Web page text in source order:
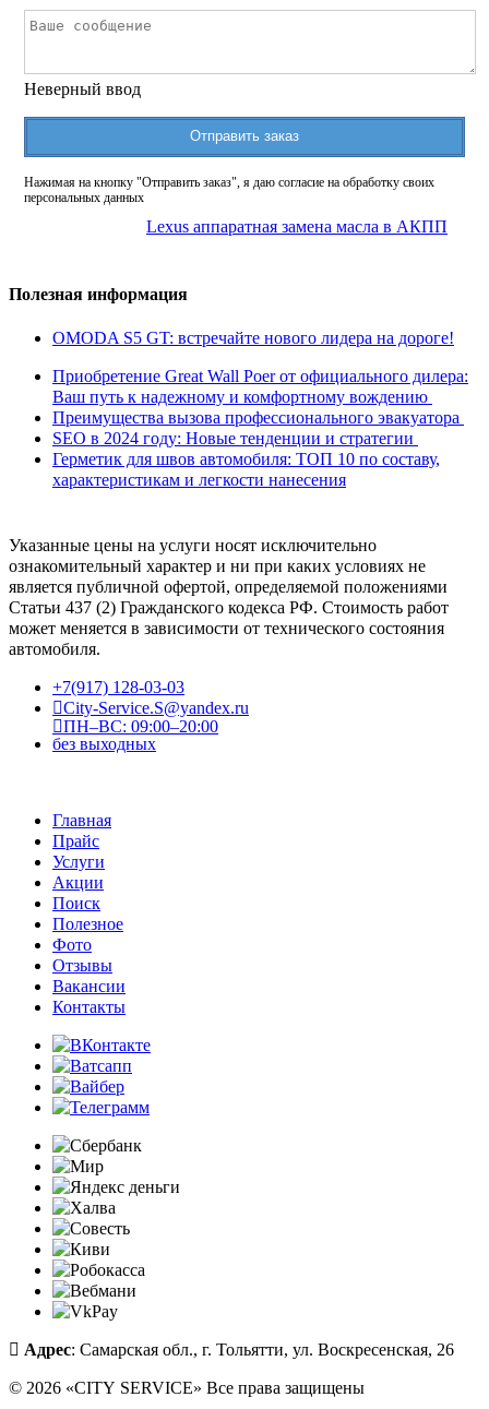
Неверный ввод
Отправить заказ
Нажимая на кнопку "Отправить заказ", я даю согласие на обработку своих
персональных данных
Lexus аппаратная замена масла в АКПП
Полезная информация
OMODA S5 GT: встречайте нового лидера на дороге!
Приобретение Great Wall Poer от официального дилера:
Ваш путь к надежному и комфортному вождению
Преимущества вызова профессионального эвакуатора
SEO в 2024 году: Новые тенденции и стратегии
Герметик для швов автомобиля: ТОП 10 по составу,
характеристикам и легкости нанесения
Указанные цены на услуги носят исключительно
ознакомительный характер и ни при каких условиях не
является публичной офертой, определяемой положениями
Статьи 437 (2) Гражданского кодекса РФ. Стоимость работ
может меняется в зависимости от технического состояния
автомобиля.
+7(917) 128-03-03
City-Service.S@yandex.ru
ПН–ВС: 09:00–20:00
без выходных
Главная
Прайс
Услуги
Акции
Поиск
Полезное
Фото
Отзывы
Вакансии
Контакты
Адрес: Самарская обл., г. Тольятти, ул. Воскресенская, 26
© 2026 «CITY SERVICE» Все права защищены